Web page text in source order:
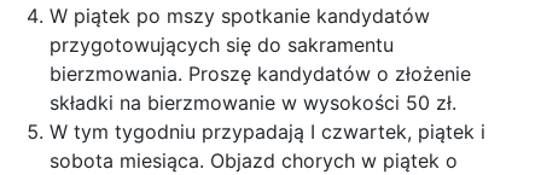
W piątek po mszy spotkanie kandydatów
przygotowujących się do sakramentu
bierzmowania. Proszę kandydatów o złożenie
składki na bierzmowanie w wysokości 50 zł.
W tym tygodniu przypadają I czwartek, piątek i
sobota miesiąca. Objazd chorych w piątek o